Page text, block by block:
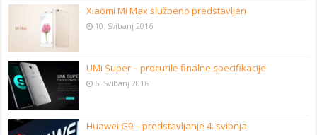
Xiaomi Mi Max službeno predstavljen
10. Svibanj 2016
UMi Super – procurile finalne specifikacije
6. Svibanj 2016
Huawei G9 – predstavljanje 4. svibnja